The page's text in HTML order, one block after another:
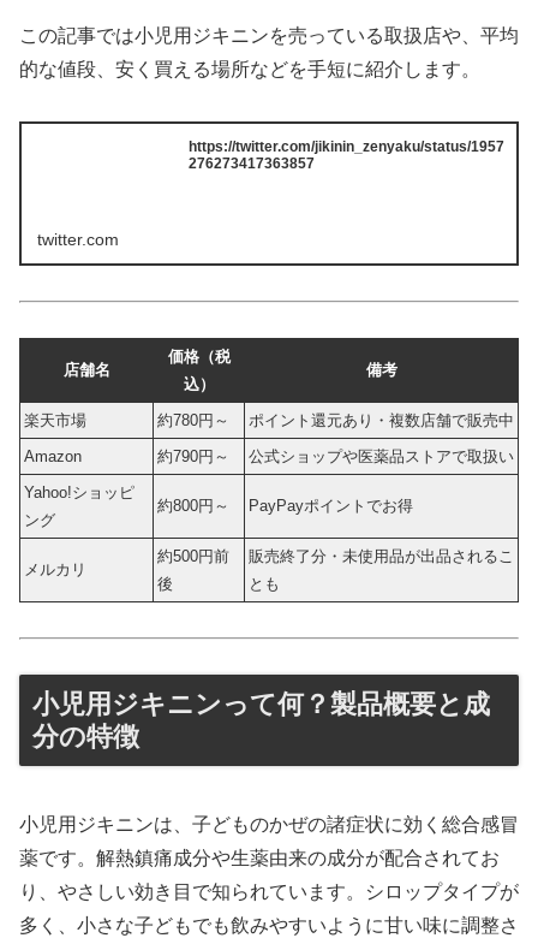
この記事では小児用ジキニンを売っている取扱店や、平均
的な値段、安く買える場所などを手短に紹介します。
https://twitter.com/jikinin_zenyaku/status/1957
276273417363857
twitter.com
店舗名
価格（税
込）
備考
楽天市場 約780円～
ポイント還元あり・複数店舗で販売中
Amazon
約790円～
公式ショップや医薬品ストアで取扱い
Yahoo!ショッピ
ング
約800円～ PayPayポイントでお得
メルカリ
約500円前
後
販売終了分・未使用品が出品されるこ
とも
小児用ジキニンって何？製品概要と成
分の特徴
小児用ジキニンは、子どものかぜの諸症状に効く総合感冒
薬です。解熱鎮痛成分や生薬由来の成分が配合されてお
り、やさしい効き目で知られています。シロップタイプが
多く、小さな子どもでも飲みやすいように甘い味に調整さ